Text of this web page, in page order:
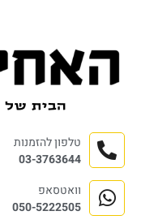
טלפון להזמנות
03-3763644
וואטסאפ
050-5222505